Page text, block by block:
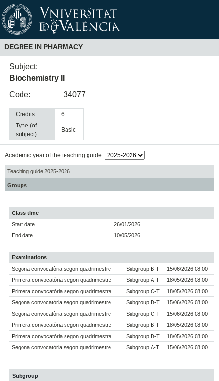
DEGREE IN PHARMACY
Subject:
Biochemistry II
Code:
34077
Credits
6
Type (of
subject)
basic
Academic year of the teaching guide:
Teaching guide 2025-2026
Groups
Class time
Start date
26/01/2026
End date
10/05/2026
Examinations
Segona convocatòria segon quadrimestre
Subgroup B-T
15/06/2026 08:00
Primera convocatòria segon quadrimestre
Subgroup A-T
18/05/2026 08:00
Primera convocatòria segon quadrimestre
Subgroup C-T
18/05/2026 08:00
Segona convocatòria segon quadrimestre
Subgroup D-T
15/06/2026 08:00
Segona convocatòria segon quadrimestre
Subgroup C-T
15/06/2026 08:00
Primera convocatòria segon quadrimestre
Subgroup B-T
18/05/2026 08:00
Primera convocatòria segon quadrimestre
Subgroup D-T
18/05/2026 08:00
Segona convocatòria segon quadrimestre
Subgroup A-T 15/06/2026 08:00
Subgroup